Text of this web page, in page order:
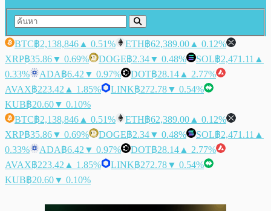
BTC฿2,138,846 ▲ 0.51% ETH฿62,389.00 ▲ 0.12%
XRP฿35.86▼ 0.69% DOGE฿2.34▼ 0.48% SOL฿2,471.11 ▲
0.33%
ADA฿6.42 ▼ 0.97% DOT฿28.14 ▲ 2.77%
AVAX฿223.42 ▲ 1.85% LINK฿272.78▼ 0.54%
KUB฿20.60▼ 0.10%
BTC฿2,138,846 ▲ 0.51% ETH฿62,389.00 ▲ 0.12%
XRP฿35.86▼ 0.69% DOGE฿2.34▼ 0.48% SOL฿2,471.11 ▲
0.33%
ADA฿6.42 ▼ 0.97% DOT฿28.14 ▲ 2.77%
AVAX฿223.42 ▲ 1.85% LINK฿272.78▼ 0.54%
KUB฿20.60▼ 0.10%